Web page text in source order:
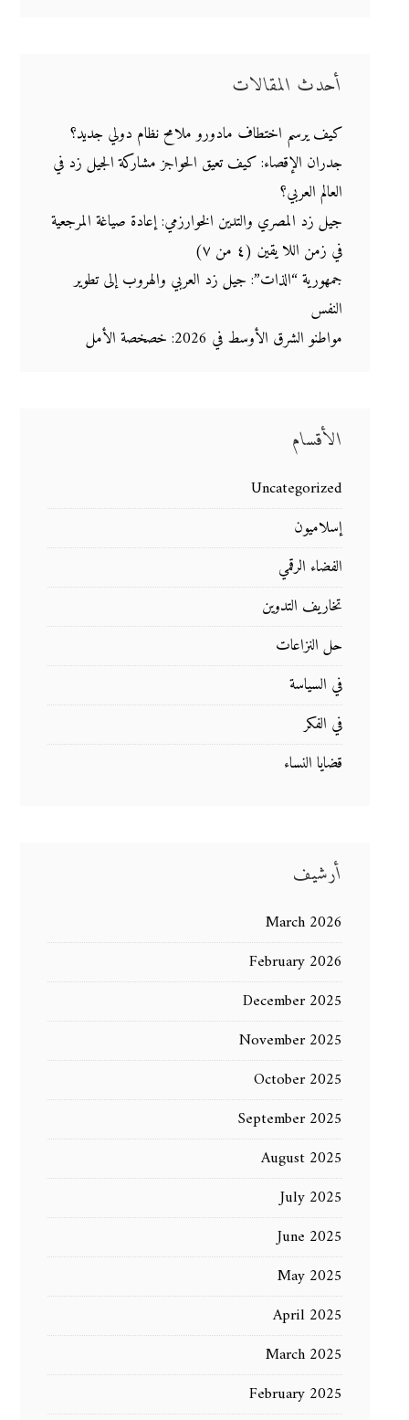
أحدث المقالات
كيف يرسم اختطاف مادورو ملامح نظام دولي جديد؟
جدران الإقصاء: كيف تعيق الحواجز مشاركة الجيل زد في
العالم العربي؟
جيل زد المصري والتدين الخوارزمي: إعادة صياغة المرجعية
في زمن اللا يقين (٤ من ٧)
جمهورية “الذات”: جيل زد العربي والهروب إلى تطوير
النفس
مواطنو الشرق الأوسط في 2026: خصخصة الأمل
الأقسام
Uncategorized
إسلاميون
الفضاء الرقمي
تخاريف التدوين
حل النزاعات
في السياسة
في الفكر
قضايا النساء
أرشيف
March 2026
February 2026
December 2025
November 2025
October 2025
September 2025
August 2025
July 2025
June 2025
May 2025
April 2025
March 2025
February 2025